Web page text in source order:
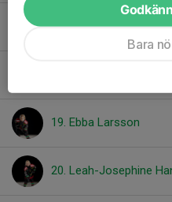
18. Emma Nordblad
19. Ebba Larsson
20. Leah-Josephine
Bara